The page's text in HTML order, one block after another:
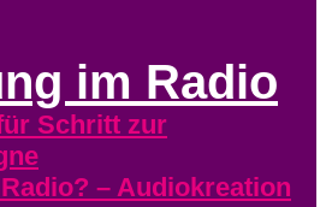
im Radio
Schritt zur
– Audiokreation